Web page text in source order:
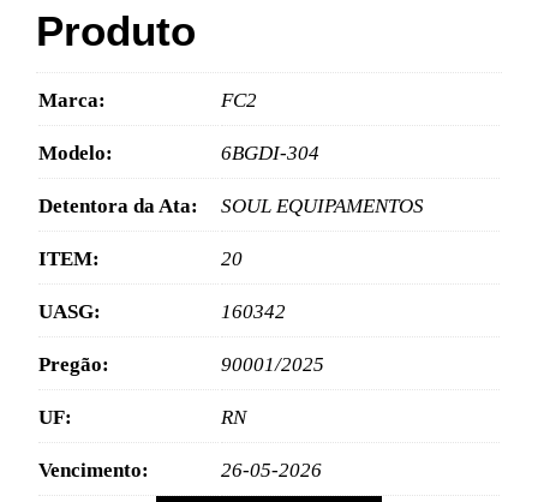
Produto
Marca: FC2
Modelo: 6BGDI-304
Detentora da Ata: SOUL EQUIPAMENTOS
ITEM: 20
UASG: 160342
Pregão: 90001/2025
UF: RN
Vencimento: 26-05-2026